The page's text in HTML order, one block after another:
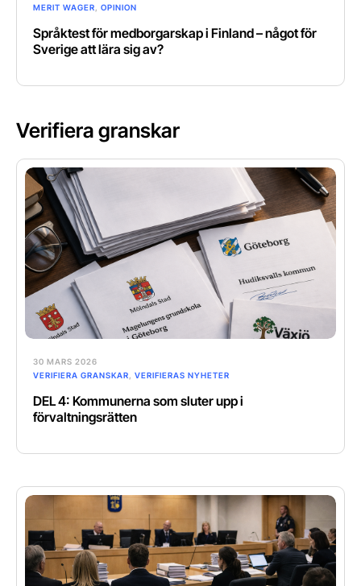
MERIT WAGER, OPINION
Språktest för medborgarskap i Finland – något för
Sverige att lära sig av?
Verifiera granskar
30 MARS 2026
VERIFIERA GRANSKAR
VERIFIERAS NYHETER
DEL 4: Kommunerna som sluter upp i
förvaltningsrätten